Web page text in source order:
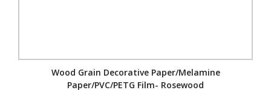
Wood Grain Decorative Paper/Melamine
Paper/PVC/PETG Film- Rosewood